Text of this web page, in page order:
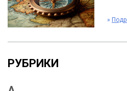
»
РУБРИКИ